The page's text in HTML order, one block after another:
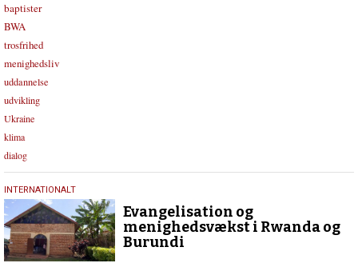
baptister
BWA
trosfrihed
menighedsliv
uddannelse
udvikling
Ukraine
klima
dialog
16.
december
2024
INTERNATIONALT
Evangelisation og
menighedsvækst i Rwanda og
Burundi